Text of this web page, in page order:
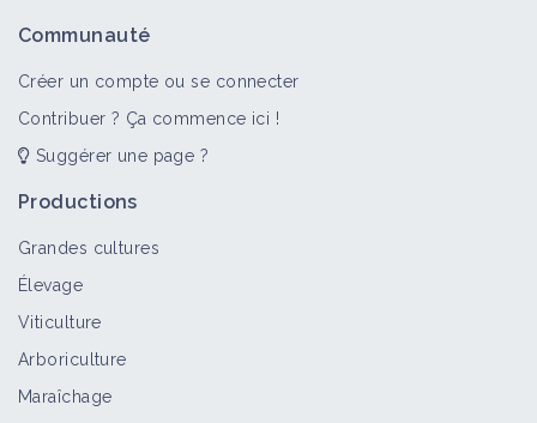
Paysages In Marciac 2021 : Jour 6 - Le
Communauté
Créer un compte ou se connecter
Contribuer ? Ça commence ici !
Suggérer une page ?
Productions
Grandes cultures
Élevage
Viticulture
Arboriculture
Maraîchage